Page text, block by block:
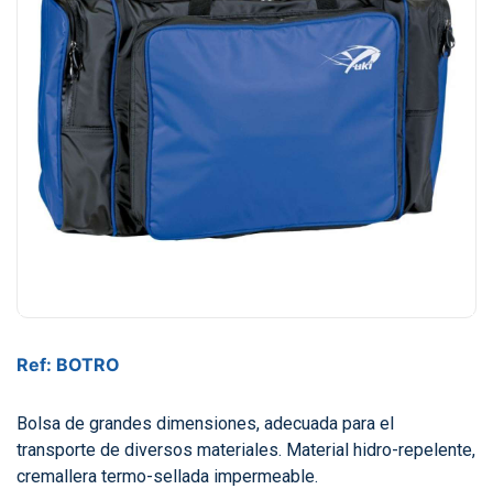
Ref: BOTRO
Bolsa de grandes dimensiones, adecuada para el
transporte de diversos materiales. Material hidro-repelente,
cremallera termo-sellada impermeable.